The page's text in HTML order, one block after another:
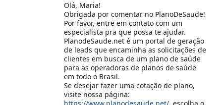
Olá, Maria!
Obrigada por comentar no PlanoDeSaude!
Por favor, entre em contato com um
especialista pra que possa te ajudar.
PlanodeSaude.net é um portal de geração
de leads que encaminha as solicitações de
clientes em busca de um plano de saúde
para as operadoras de planos de saúde
em todo o Brasil.
Se desejar fazer uma cotação de plano,
visite nossa página: